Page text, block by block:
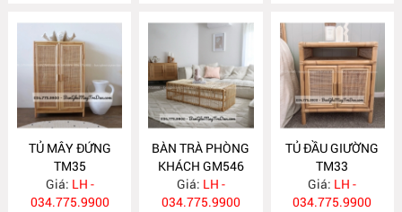
TỦ MÂY ĐỨNG
TM35
Giá: LH -
034.775.9900
BÀN TRÀ PHÒNG
KHÁCH GM546
Giá: LH -
034.775.9900
TỦ ĐẦU GIƯỜNG
TM33
Giá: LH -
034.775.9900